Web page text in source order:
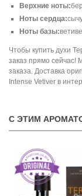
Верхние ноты:
Ноты сердца:
Ноты базы:
Чтобы купить духи
заказ прямо сейчас!
заказа. Доставка
Intense Vetiver в
С ЭТИМ